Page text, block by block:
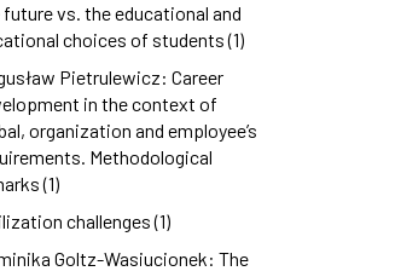
vs. the educational and
choices of students (1)
Pietrulewicz: Career
in the context of
organization and employee’s
Methodological
(1)
challenges (1)
Goltz-Wasiucionek: The